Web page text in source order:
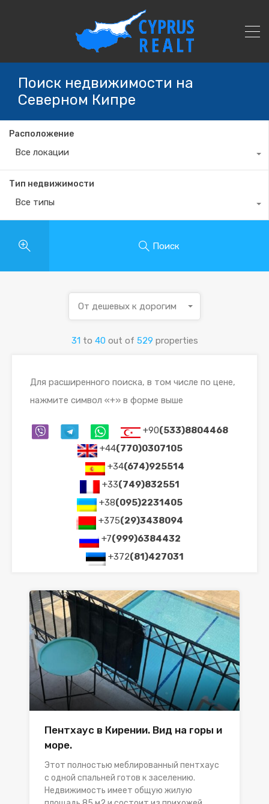
Поиск недвижимости на
Северном Кипре
Расположение
Все локации
Тип недвижимости
Все типы
Поиск
31to 40out of 529 properties
От дешевых к дорогим
Для расширенного поиска, в том числе по цене,
нажмите символ «+» в форме выше
+90(533)8804468
+44(770)0307105
+34(674)925514
+33(749)832551
+38(095)2231405
+375(29)3438094
+7(999)6384432
+372(81)427031
Пентхаус в Кирении. Вид на горы и
море.
Этот полностью меблированный пентхаус
с одной спальней готов к заселению.
Недвижимость имеет общую жилую